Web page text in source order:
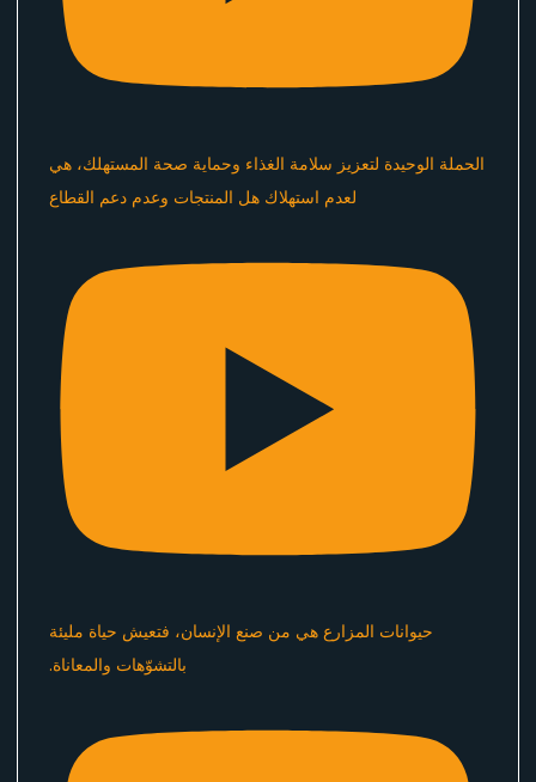
الحملة الوحيدة لتعزيز سلامة الغذاء وحماية صحة المستهلك، هي
لعدم استهلاك هل المنتجات وعدم دعم القطاع